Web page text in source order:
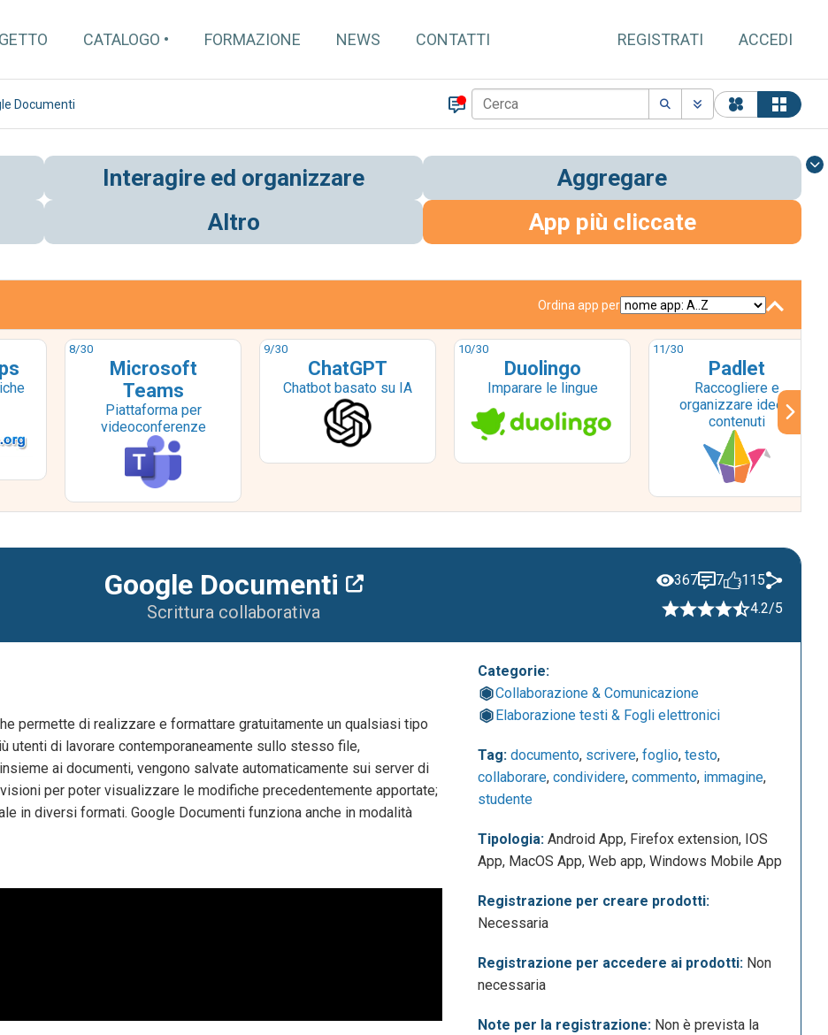
CATALOGO FORMAZIONE NEWS CONTATTI REGISTRATI ACCEDI
Documenti
Interagire ed organizzare
Aggregare
Altro App più cliccate
Ordina app per
8/30
Microsoft
Teams
Piattaforma per
videoconferenze
9/30
ChatGPT
Chatbot basato su IA
10/30
Duolingo
Imparare le lingue
11/30
Padlet
Raccogliere e
organizzare idee e
contenuti
Google Documenti
Scrittura collaborativa
367 7
115
4.2/5
permette di realizzare e formattare gratuitamente un qualsiasi tipo
utenti di lavorare contemporaneamente sullo stesso file,
ai documenti, vengono salvate automaticamente sui server di
per poter visualizzare le modifiche precedentemente apportate;
in diversi formati. Google Documenti funziona anche in modalità
Categorie:
Collaborazione & Comunicazione
Elaborazione testi & Fogli elettronici
Tag: documento, scrivere,foglio,testo,
collaborare,condividere,commento, immagine,
studente
Tipologia: Android App, Firefox extension, IOS
App, MacOS App, Web app, Windows Mobile App
Registrazione per creare prodotti:
Necessaria
Registrazione per accedere ai prodotti: Non
necessaria
Note per la registrazione: Non è prevista la